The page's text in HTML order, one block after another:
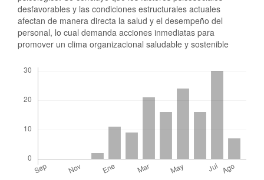
desfavorables y las condiciones estructurales actuales
afectan de manera directa la salud y el desempeño del
personal, lo cual demanda acciones inmediatas para
promover un clima organizacional saludable y sostenible